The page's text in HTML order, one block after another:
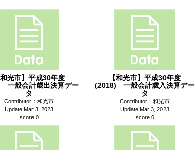
和光市】平成30年度
一般会計歳出決算デー
タ
Contributor：和光市
Update:Mar 3, 2023
score 0
【和光市】平成30年度
(2018) 一般会計歳入決算デー
タ
Contributor：和光市
Update:Mar 3, 2023
score 0